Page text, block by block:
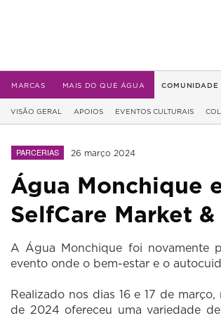
MARCAS MAIS DO QUE ÁGUA COMUNIDADE
VISÃO GERAL APOIOS EVENTOS CULTURAIS
PARCERIAS 26 março 2024
Água Monchique
SelfCare Market
A Água Monchique foi novamente
evento onde o bem-estar e o
Realizado nos dias 16 e 17 de
de 2024 ofereceu uma variedade